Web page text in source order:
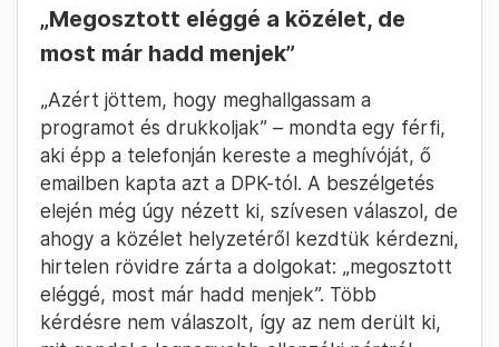
Az elmúlt napokban az is kiderült, hogy16
órától beszédet mondOrbán Viktor, Lázár
János és Kocsis Máté, de fellép Demjén
Ferenc, Oláh Gergő, Pataky Attila és Nagy
Feró, valamint Marsi Anikóval, Rubint Rékával
és Kulcsár Edinával is találkozhatnak a
résztvevők.
Molnár Réka
2025. September
20. – 15:41
„Megosztott eléggé a közélet, de
most már hadd menjek”